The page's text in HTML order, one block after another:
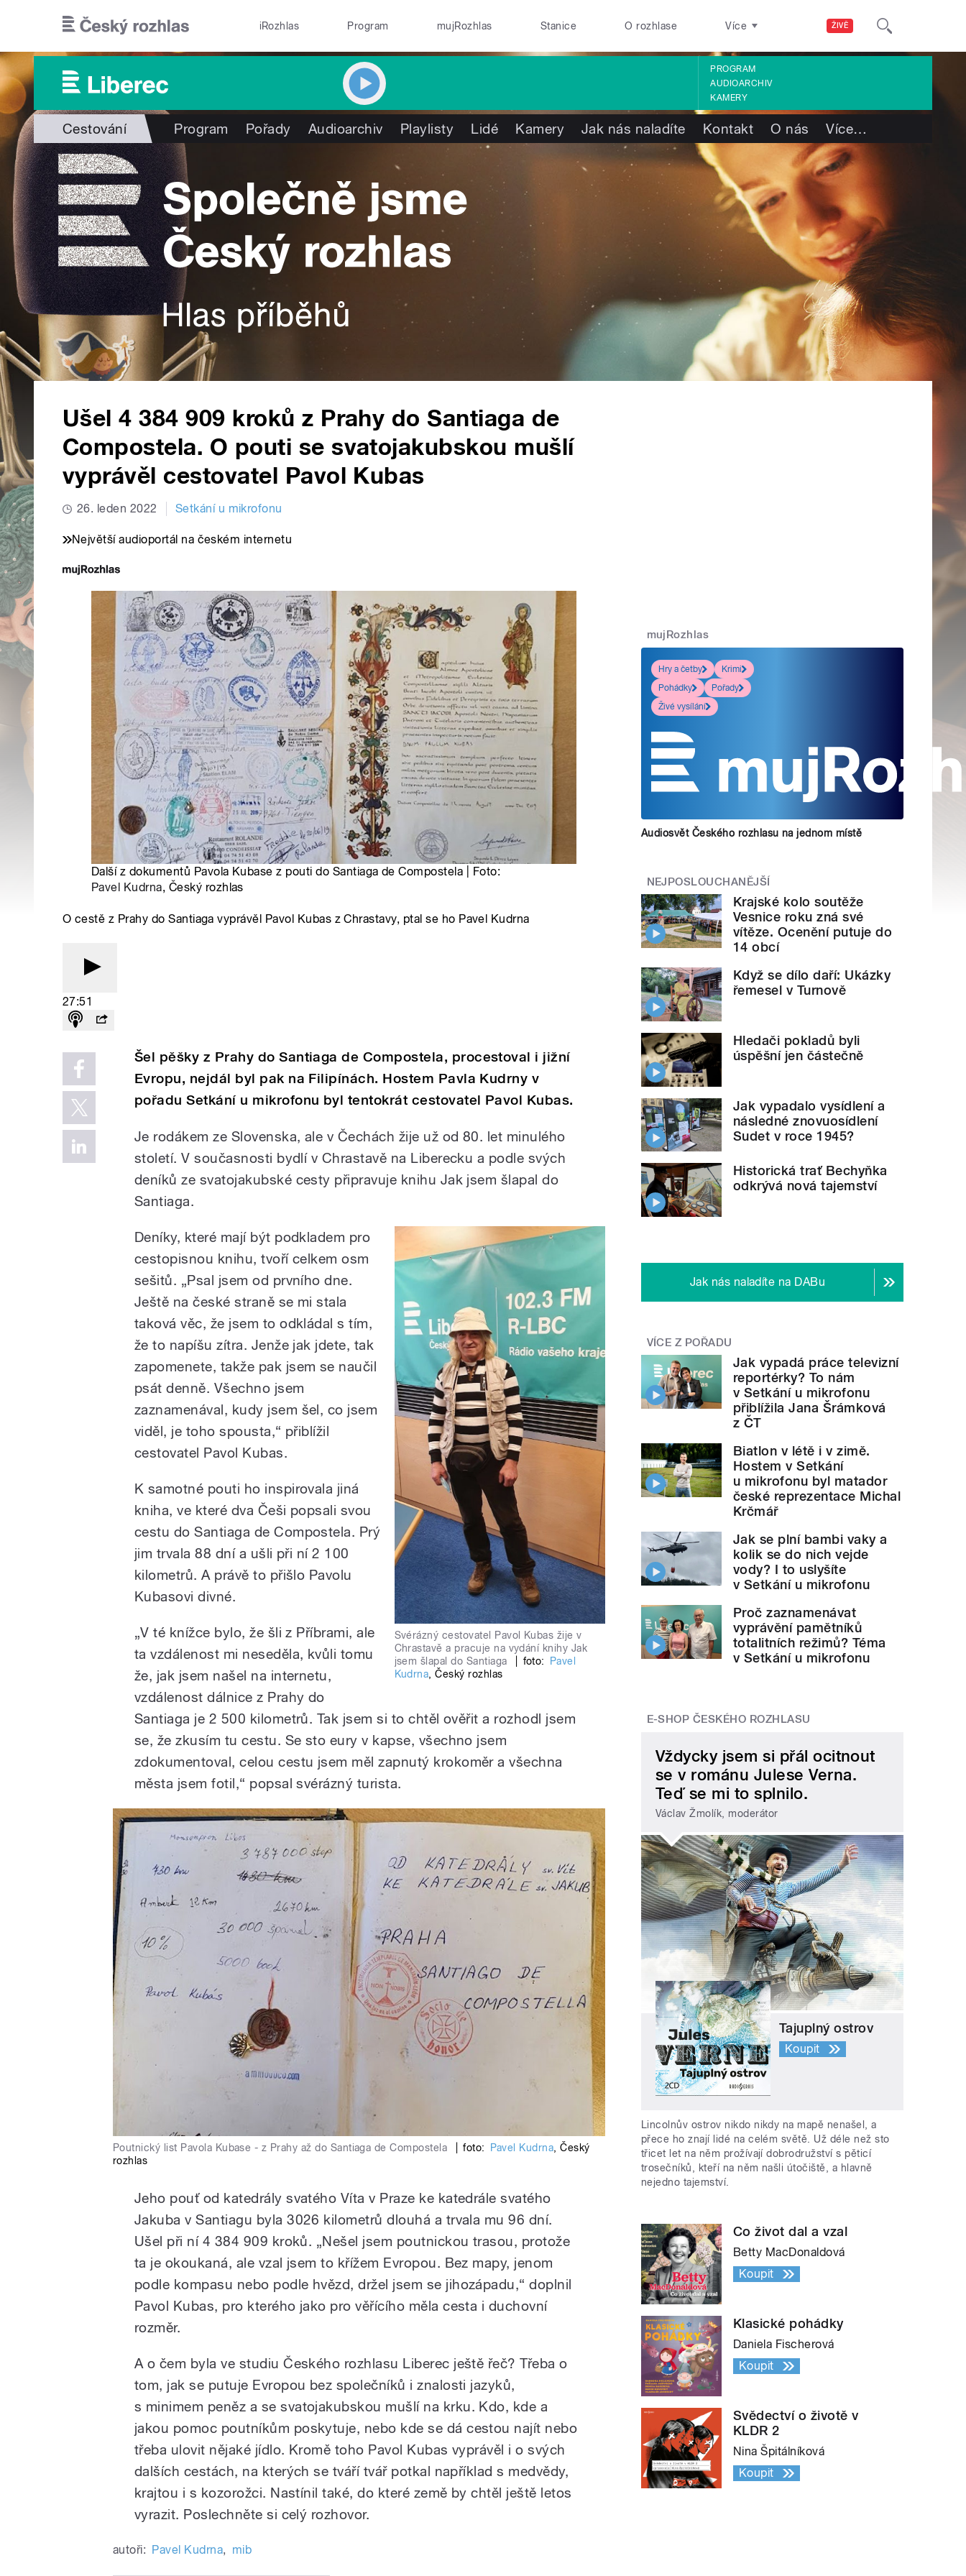
ŽIVĚ
iRozhlas Program mujRozhlas Stanice O rozhlase Více
PROGRAM
AUDIOARCHIV
KAMERY
Cestování Program Pořady Audioarchiv Playlisty Lidé Kamery Jak nás naladíte Kontakt O nás Více…
Ušel 4 384 909 kroků z Prahy do Santiaga de
Compostela. O pouti se svatojakubskou mušlí
vyprávěl cestovatel Pavol Kubas
26. leden 2022 Setkání u mikrofonu
Největší audioportál na českém internetu
Další z dokumentů Pavola Kubase z pouti do Santiaga de Compostela | Foto:
Pavel Kudrna, Český rozhlas
O cestě z Prahy do Santiaga vyprávěl Pavol Kubas z Chrastavy, ptal se ho Pavel Kudrna
27:51
Šel pěšky z Prahy do Santiaga de Compostela, procestoval i jižní
Evropu, nejdál byl pak na Filipínách. Hostem Pavla Kudrny v
pořadu Setkání u mikrofonu byl tentokrát cestovatel Pavol Kubas.
Je rodákem ze Slovenska, ale v Čechách žije už od 80. let minulého
století. V současnosti bydlí v Chrastavě na Liberecku a podle svých
deníků ze svatojakubské cesty připravuje knihu Jak jsem šlapal do
Santiaga.
Svérázný cestovatel Pavol Kubas žije v
Chrastavě a pracuje na vydání knihy Jak
jsem šlapal do Santiaga
foto:
Pavel
Kudrna,Český rozhlas
Deníky, které mají být podkladem pro
cestopisnou knihu, tvoří celkem osm
sešitů. „Psal jsem od prvního dne.
Ještě na české straně se mi stala
taková věc, že jsem to odkládal s tím,
že to napíšu zítra. Jenže jak jdete, tak
zapomenete, takže pak jsem se naučil
psát denně. Všechno jsem
zaznamenával, kudy jsem šel, co jsem
viděl, je toho spousta,“ přiblížil
cestovatel Pavol Kubas.
K samotné pouti ho inspirovala jiná
kniha, ve které dva Češi popsali svou
cestu do Santiaga de Compostela. Prý
jim trvala 88 dní a ušli při ní 2 100
kilometrů. A právě to přišlo Pavolu
Kubasovi divné.
„V té knížce bylo, že šli z Příbrami, ale
ta vzdálenost mi neseděla, kvůli tomu
že, jak jsem našel na internetu,
vzdálenost dálnice z Prahy do
Santiaga je 2 500 kilometrů. Tak jsem si to chtěl ověřit a rozhodl jsem
se, že zkusím tu cestu. Se sto eury v kapse, všechno jsem
zdokumentoval, celou cestu jsem měl zapnutý krokoměr a všechna
města jsem fotil,“ popsal svérázný turista.
Poutnický list Pavola Kubase - z Prahy až do Santiaga de Compostela foto: Pavel Kudrna,Český
rozhlas
Jeho pouť od katedrály svatého Víta v Praze ke katedrále svatého
Jakuba v Santiagu byla 3026 kilometrů dlouhá a trvala mu 96 dní.
Ušel při ní 4 384 909 kroků. „Nešel jsem poutnickou trasou, protože
ta je okoukaná, ale vzal jsem to křížem Evropou. Bez mapy, jenom
podle kompasu nebo podle hvězd, držel jsem se jihozápadu,“ doplnil
Pavol Kubas, pro kterého jako pro věřícího měla cesta i duchovní
rozměr.
A o čem byla ve studiu Českého rozhlasu Liberec ještě řeč? Třeba o
tom, jak se putuje Evropou bez společníků i znalosti jazyků,
s minimem peněz a se svatojakubskou mušlí na krku. Kdo, kde a
jakou pomoc poutníkům poskytuje, nebo kde se dá cestou najít nebo
třeba ulovit nějaké jídlo. Kromě toho Pavol Kubas vyprávěl i o svých
dalších cestách, na kterých se tváří tvář potkal například s medvědy,
krajtou i s kozorožci. Nastínil také, do které země by chtěl ještě letos
vyrazit. Poslechněte si celý rozhovor.
autoři: Pavel Kudrna, mib
mujRozhlas
Hry a četby
Krimi
Pohádky
Pořady
Živé vysílání
Audiosvět Českého rozhlasu na jednom místě
NEJPOSLOUCHANĚJŠÍ
Krajské kolo soutěže
Vesnice roku zná své
vítěze. Ocenění putuje do
14 obcí
Když se dílo daří: Ukázky
řemesel v Turnově
Hledači pokladů byli
úspěšní jen částečně
Jak vypadalo vysídlení a
následné znovuosídlení
Sudet v roce 1945?
Historická trať Bechyňka
odkrývá nová tajemství
Jak nás naladíte na DABu
VÍCE Z POŘADU
Jak vypadá práce televizní
reportérky? To nám
v Setkání u mikrofonu
přiblížila Jana Šrámková
z ČT
Biatlon v létě i v zimě.
Hostem v Setkání
u mikrofonu byl matador
české reprezentace Michal
Krčmář
Jak se plní bambi vaky a
kolik se do nich vejde
vody? I to uslyšíte
v Setkání u mikrofonu
Proč zaznamenávat
vyprávění pamětníků
totalitních režimů? Téma
v Setkání u mikrofonu
E-SHOP ČESKÉHO ROZHLASU
Vždycky jsem si přál ocitnout
se v románu Julese Verna.
Teď se mi to splnilo.
Václav Žmolík, moderátor
Tajuplný ostrov
Koupit
Lincolnův ostrov nikdo nikdy na mapě nenašel, a
přece ho znají lidé na celém světě. Už déle než sto
třicet let na něm prožívají dobrodružství s pěticí
trosečníků, kteří na něm našli útočiště, a hlavně
nejedno tajemství.
Co život dal a vzal
Betty MacDonaldová
Koupit
Klasické pohádky
Daniela Fischerová
Koupit
Svědectví o životě v
KLDR 2
Nina Špitálníková
Koupit